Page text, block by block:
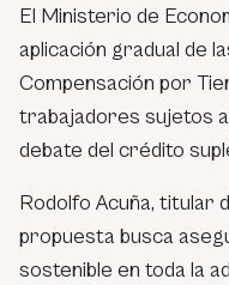
El Ministerio de
aplicación gradual de
Compensación por
trabajadores sujetos
debate del crédito
Rodolfo Acuña, titular
propuesta busca
sostenible en toda la